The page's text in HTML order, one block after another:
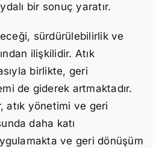
bir sonuç yaratır.
sürdürülebilirlik ve
ilişkilidir. Atık
birlikte, geri
de giderek artmaktadır.
atık yönetimi ve geri
daha katı
ve geri dönüşüm